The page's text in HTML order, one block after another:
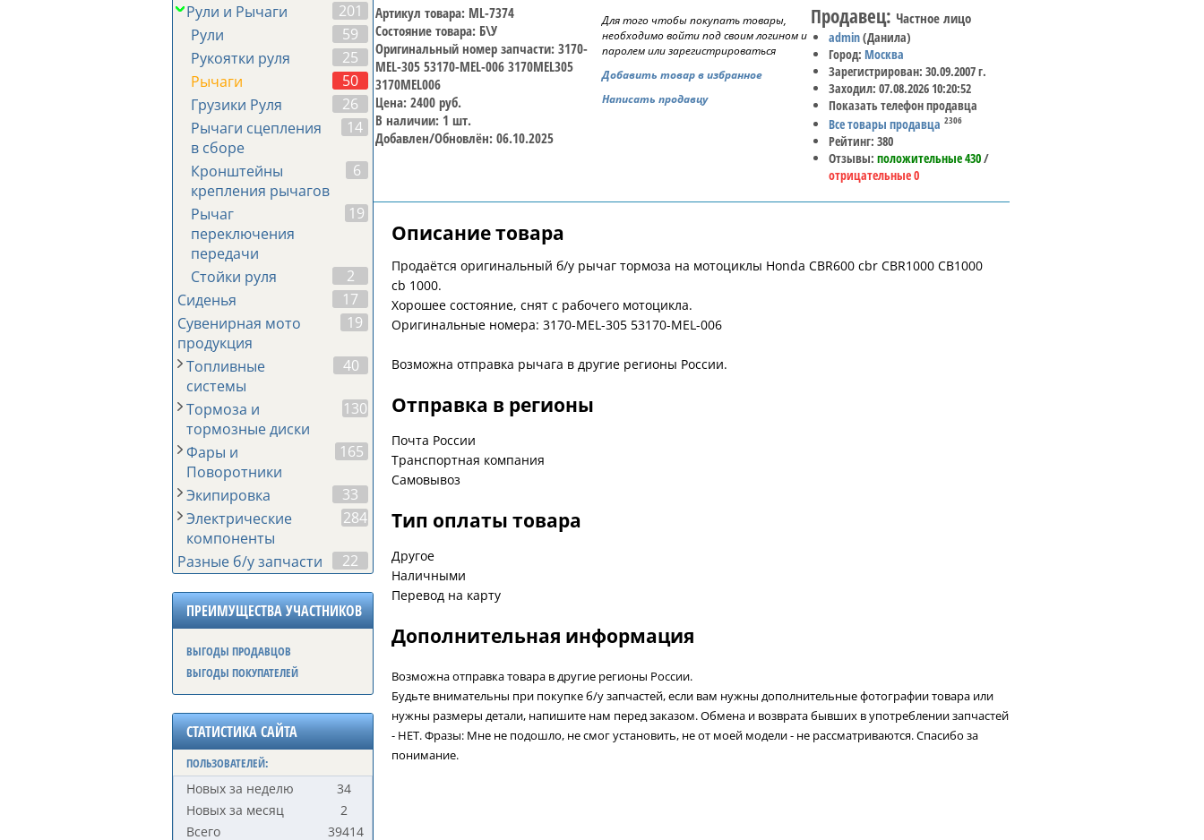
Рули и Рычаги
201
Рули
59
Рукоятки руля
25
Рычаги
50
Грузики Руля
26
Рычаги сцепления
в сборе
14
Кронштейны
крепления рычагов
6
Рычаг
переключения
передачи
19
Стойки руля
2
Сиденья
17
Сувенирная мото
продукция
19
Топливные
системы
40
Тормоза и
тормозные диски
130
Фары и
Поворотники
165
Экипировка
33
Электрические
компоненты
284
Разные б/у запчасти 22
ПРЕИМУЩЕСТВА УЧАСТНИКОВ
ВЫГОДЫ ПРОДАВЦОВ
ВЫГОДЫ ПОКУПАТЕЛЕЙ
СТАТИСТИКА САЙТА
ПОЛЬЗОВАТЕЛЕЙ:
Новых за неделю
34
Новых за месяц
2
Всего
39414
Артикул товара: ML-7374
Состояние товара: Б\У
Оригинальный номер запчасти: 3170-
MEL-305 53170-MEL-006 3170MEL305
3170MEL006
Цена: 2400 руб.
В наличии: 1 шт.
Добавлен/Обновлён: 06.10.2025
Для того чтобы покупать товары,
необходимо войти под своим логином и
паролем или зарегистрироваться
Добавить товар в избранное
Написать продавцу
Продавец: Частное лицо
admin(Данила)
Город: Москва
Зарегистрирован: 30.09.2007 г.
Заходил: 07.08.2026 10:20:52
Показать телефон продавца
Все товары продавца 2306
Рейтинг: 380
Отзывы:положительные 430/
отрицательные 0
Описание товара
Продаётся оригинальный б/у рычаг тормоза на мотоциклы Honda CBR600 cbr CBR1000 CB1000
cb 1000.
Хорошее состояние, снят с рабочего мотоцикла.
Оригинальные номера: 3170-MEL-305 53170-MEL-006
Возможна отправка рычага в другие регионы России.
Отправка в регионы
Почта России
Транспортная компания
Самовывоз
Тип оплаты товара
Другое
Наличными
Перевод на карту
Дополнительная информация
Возможна отправка товара в другие регионы России.
Будьте внимательны при покупке б/у запчастей, если вам нужны дополнительные фотографии товара или
нужны размеры детали, напишите нам перед заказом. Обмена и возврата бывших в употреблении запчастей
- НЕТ. Фразы: Мне не подошло, не смог установить, не от моей модели - не рассматриваются. Спасибо за
понимание.